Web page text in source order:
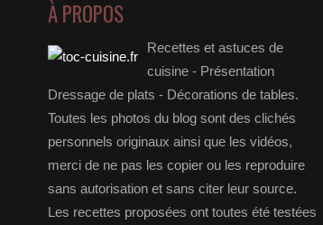
À PROPOS
Recettes et astuces de
cuisine - Présentation
Dressage de plats - Décorations de tables.
Toutes les photos du blog sont des clichés
personnels originaux ainsi que les vidéos,
merci de ne pas les copier ou les reproduire
sans autorisation et sans citer leur source.
Les recettes proposées ont toutes été testées